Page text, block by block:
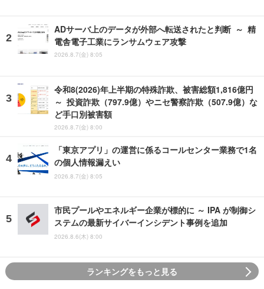
ADサーバ上のデータが外部へ転送されたと判断 ～ 精
電舎電子工業にランサムウェア攻撃
2026.8.7(金) 8:05
令和8(2026)年上半期の特殊詐欺、被害総額1,816億円
～ 投資詐欺（797.9億）やニセ警察詐欺（507.9億）な
ど手口別被害額
2026.8.7(金) 8:00
「東京アプリ」の運営に係るコールセンター業務で1名
の個人情報漏えい
2026.8.7(金) 8:05
市民プールやエネルギー企業が標的に ～ IPA が制御シ
ステムの最新サイバーインシデント事例を追加
2026.8.6(木) 8:00
ランキングをもっと見る